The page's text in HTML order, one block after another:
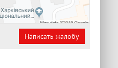
Написать жалобу